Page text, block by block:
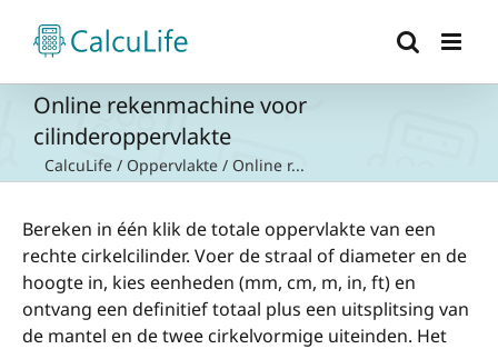
naar
inhoud
Online rekenmachine voor
cilinderoppervlakte
CalcuLife / Oppervlakte / Online r...
Bereken in één klik de totale oppervlakte van een
rechte cirkelcilinder. Voer de straal of diameter en de
hoogte in, kies eenheden (mm, cm, m, in, ft) en
ontvang een definitief totaal plus een uitsplitsing van
de mantel en de twee cirkelvormige uiteinden. Het